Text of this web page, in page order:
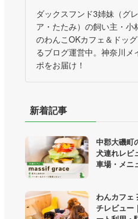
ダックスフンド3姉妹（グ
ア・たたみ）の飼い主・小
のわんこOKカフェ＆ドッ
るブログ運営中。神奈川メ
ポをお届け！
新着記事
中郡大磯町
犬連れレビ
車場・メニ
わんカフェ
チレビュー